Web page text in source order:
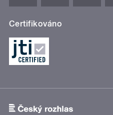
Certifikováno